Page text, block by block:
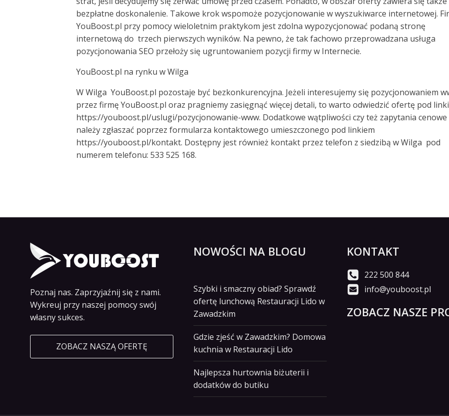
bezpłatne doskonalenie. Takowe krok wspomoże pozycjonowanie w wyszukiwarce internetowej.
YouBoost.pl przy pomocy wieloletnim praktykom jest zdolna wypozycjonować podaną stronę
internetową do trzech pierwszych wyników. Na pewno, że tak fachowo przeprowadzana usługa
pozycjonowania SEO przełoży się ugruntowaniem pozycji firmy w Internecie.
YouBoost.pl na rynku w Wilga
W Wilga YouBoost.pl pozostaje być bezkonkurencyjna. Jeżeli interesujemy się pozycjonowaniem
przez firmę YouBoost.pl oraz pragniemy zasięgnąć więcej detali, to warto odwiedzić ofertę pod
https://youboost.pl/uslugi/pozycjonowanie-www. Dodatkowe wątpliwości czy też zapytania cenowe
należy zgłaszać poprzez formularza kontaktowego umieszczonego pod linkiem
https://youboost.pl/kontakt. Dostępny jest również kontakt przez telefon z siedzibą w Wilga pod
numerem telefonu: 533 525 168.
Poznaj nas. Zaprzyjaźnij się z nami.
Wykreuj przy naszej pomocy swój
własny sukces.
ZOBACZ NASZĄ OFERTĘ
NOWOŚCI NA BLOGU
Szybki i smaczny obiad? Sprawdź
ofertę lunchową Restauracji Lido w
Zawadzkim
Gdzie zjeść w Zawadzkim? Domowa
kuchnia w Restauracji Lido
Najlepsza hurtownia biżuterii i
dodatków do butiku
KONTAKT
222 500 844
info@youboost.pl
ZOBACZ NASZE